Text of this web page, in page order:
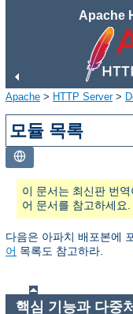
Apache
Apache > HTTP Server>
모듈 목록
이 문서는 최신판 번
어 문서를 참고하세요.
다음은 아파치 배포본에
어 목록도 참고하라.
핵심 기능과 다중